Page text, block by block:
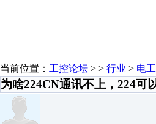
当前位置： 工控论坛 > > 行业 > 电
为啥224CN通讯不上，224可